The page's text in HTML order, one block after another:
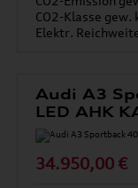
Audi A3
LED AHK
34.950,00 €